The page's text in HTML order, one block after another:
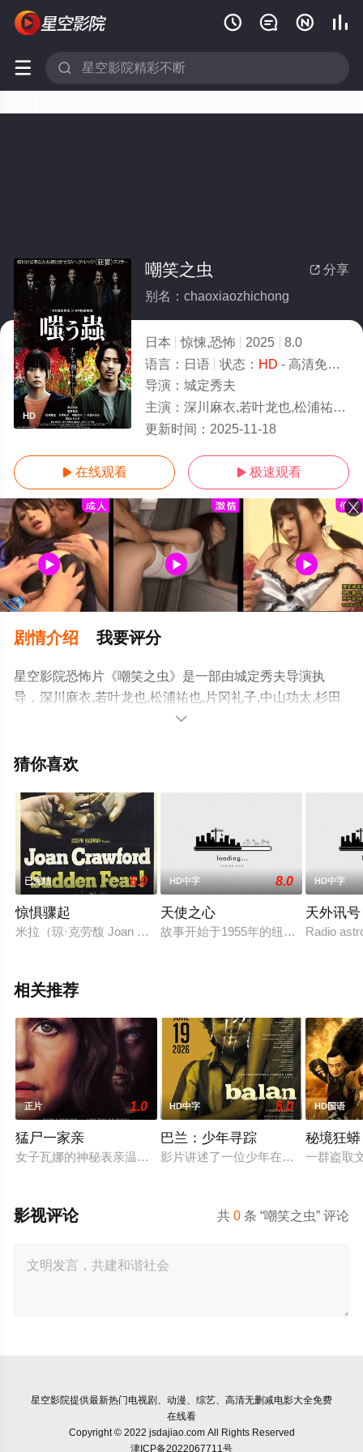
   
 
HD
 分享
嘲笑之虫
别名：chaoxiaozhichong
日本 惊悚,恐怖 2025
8.0
语言： 日语 状态： HD - 高清免费在线观看
导演： 城定秀夫
主演： 深川麻衣,若叶龙也,松浦祐也,片冈礼子,中山功太,杉田かおる,田口智朗
更新时间： 2025-11-18
 在线观看  极速观看
剧情介绍 我要评分
星空影院恐怖片《嘲笑之虫》是一部由城定秀夫导演执
导，深川麻衣,若叶龙也,松浦祐也,片冈礼子,中山功太,杉田
かおる,田口智朗等演员精彩演绎的日本电影，手机免费在
相关信息可移步至豆瓣电影、电视猫或剧情网等平台了

猜你喜欢
已完结 6.0
惊惧骤起
米拉（琼·克劳馥 Joan Crawford 饰）是一位小有名气的编剧，
HD中字 8.0
天使之心
故事开始于1955年的纽约布鲁克林区
HD中字
天外讯号
Radio
相关推荐
正片 1.0
猛尸一家亲
女子瓦娜的神秘表亲温思罗普突然仓皇登门，身后还跟着一个
HD中字 5.0
巴兰：少年寻踪
影片讲述了一位少年在动荡的童年中
HD国语
秘境狂蟒
一群盗取
共0 条 “嘲笑之虫” 评论
影视评论
星空影院提供最新热门电视剧、动漫、综艺、高清无删减电影大全免费
在线看
Copyright © 2022 jsdajiao.com All Rights Reserved
津ICP备2022067711号